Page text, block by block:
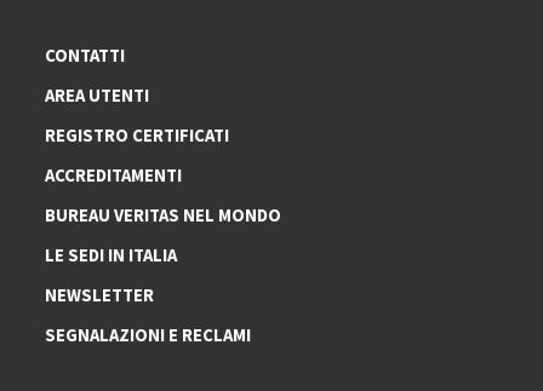
CONTATTI
AREA UTENTI
REGISTRO CERTIFICATI
ACCREDITAMENTI
BUREAU VERITAS NEL MONDO
LE SEDI IN ITALIA
NEWSLETTER
SEGNALAZIONI E RECLAMI